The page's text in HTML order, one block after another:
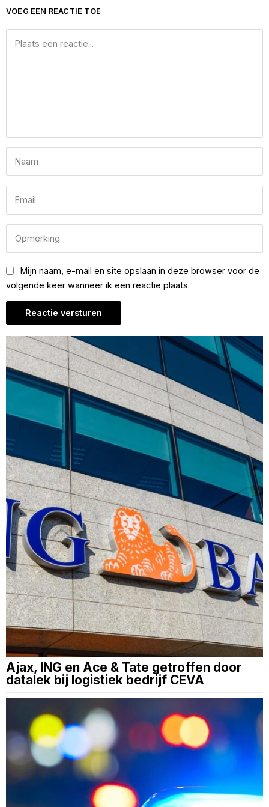
VOEG EEN REACTIE TOE
Mijn naam, e-mail en site opslaan in deze browser voor de
volgende keer wanneer ik een reactie plaats.
Ajax, ING en Ace & Tate getroffen door
datalek bij logistiek bedrijf CEVA